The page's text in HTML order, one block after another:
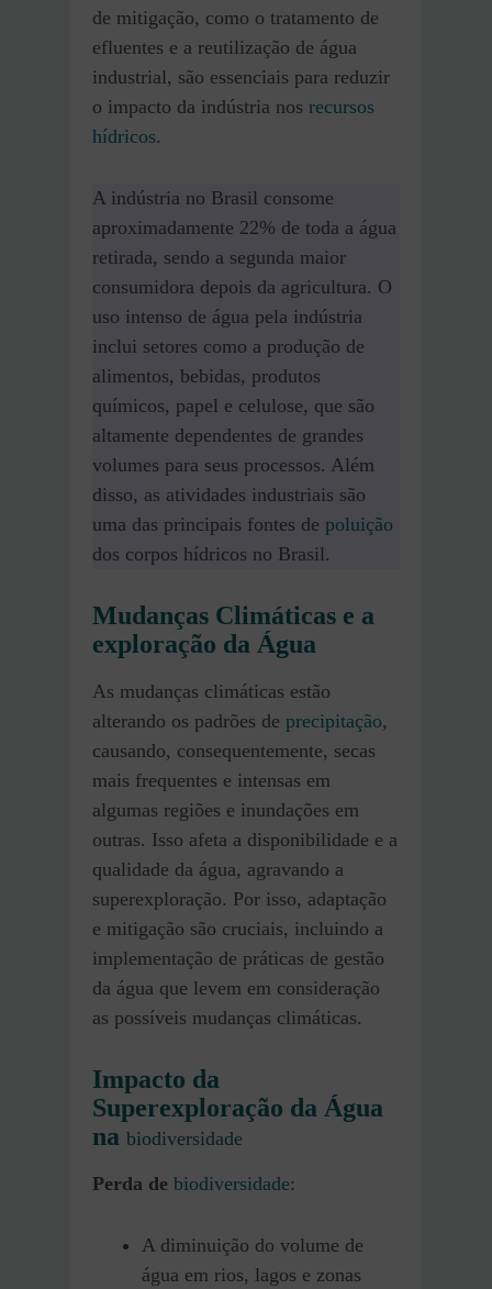
de mitigação, como o tratamento de
efluentes e a reutilização de água
industrial, são essenciais para reduzir
o impacto da indústria nos recursos
hídricos.
A indústria no Brasil consome
aproximadamente 22% de toda a água
retirada, sendo a segunda maior
consumidora depois da agricultura. O
uso intenso de água pela indústria
inclui setores como a produção de
alimentos, bebidas, produtos
químicos, papel e celulose, que são
altamente dependentes de grandes
volumes para seus processos​. Além
disso, as atividades industriais são
uma das principais fontes de poluição
dos corpos hídricos no Brasil.
Mudanças Climáticas e a
exploração da Água
As mudanças climáticas estão
alterando os padrões de precipitação,
causando, consequentemente, secas
mais frequentes e intensas em
algumas regiões e inundações em
outras. Isso afeta a disponibilidade e a
qualidade da água, agravando a
superexploração. Por isso, adaptação
e mitigação são cruciais, incluindo a
implementação de práticas de gestão
da água que levem em consideração
as possíveis mudanças climáticas.
Impacto da
Superexploração da Água
na biodiversidade
Perda de biodiversidade:
A diminuição do volume de
água em rios, lagos e zonas